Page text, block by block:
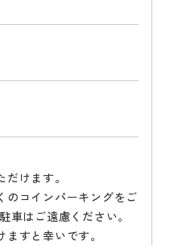
けます。
のコインパーキングをご
車はご遠慮ください。
すと幸いです。